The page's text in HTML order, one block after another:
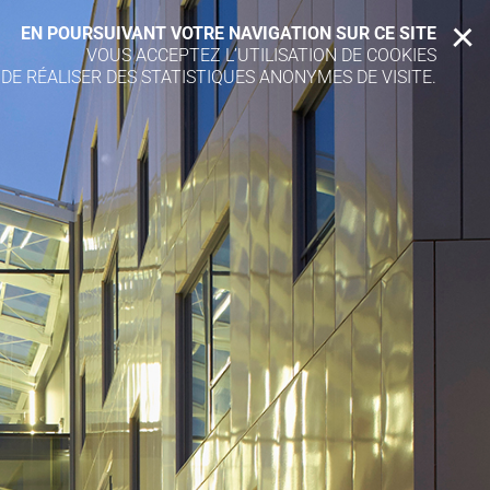
EN POURSUIVANT VOTRE NAVIGATION SUR CE SITE
VOUS ACCEPTEZ L’UTILISATION DE COOKIES
RÉALISER DES STATISTIQUES ANONYMES DE VISITE.
X